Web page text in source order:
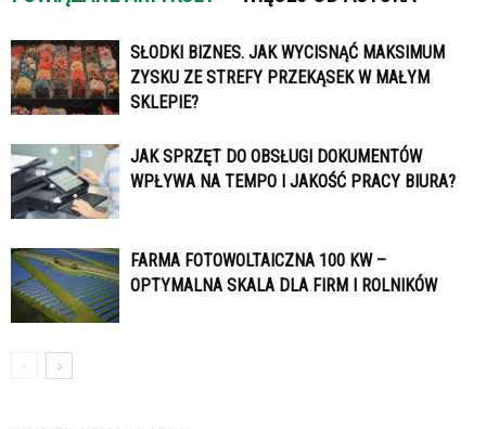
SŁODKI BIZNES. JAK WYCISNĄĆ MAKSIMUM
ZYSKU ZE STREFY PRZEKĄSEK W MAŁYM
SKLEPIE?
JAK SPRZĘT DO OBSŁUGI DOKUMENTÓW
WPŁYWA NA TEMPO I JAKOŚĆ PRACY BIURA?
FARMA FOTOWOLTAICZNA 100 KW –
OPTYMALNA SKALA DLA FIRM I ROLNIKÓW